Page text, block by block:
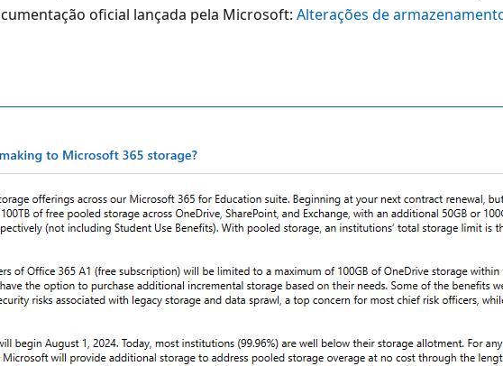
oficial lançada pela Microsoft: Alterações de